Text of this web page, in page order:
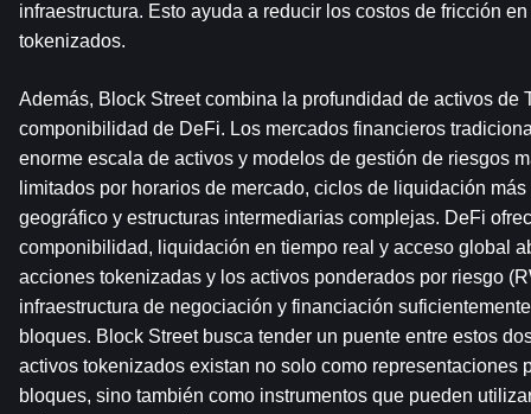
infraestructura. Esto ayuda a reducir los costos de fricción
tokenizados.
Además, Block Street combina la profundidad de activos de
componibilidad de DeFi. Los mercados financieros
enorme escala de activos y modelos de gestión de riesgos
limitados por horarios de mercado, ciclos de liquidación
geográfico y estructuras intermediarias complejas. DeFi
componibilidad, liquidación en tiempo real y acceso global
acciones tokenizadas y los activos ponderados por riesgo
infraestructura de negociación y financiación
bloques. Block Street busca tender un puente entre estos
activos tokenizados existan no solo como representaciones
bloques, sino también como instrumentos que pueden